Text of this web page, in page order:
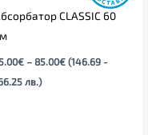
CLASSIC 60
€ – 85.00€ (146.69 -
лв.)